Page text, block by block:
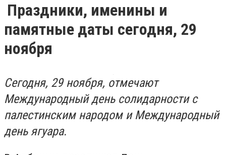
Праздники, именины и
памятные даты сегодня, 29
ноября
Сегодня, 29 ноября, отмечают
Международный день солидарности с
палестинским народом и Международный
день ягуара.